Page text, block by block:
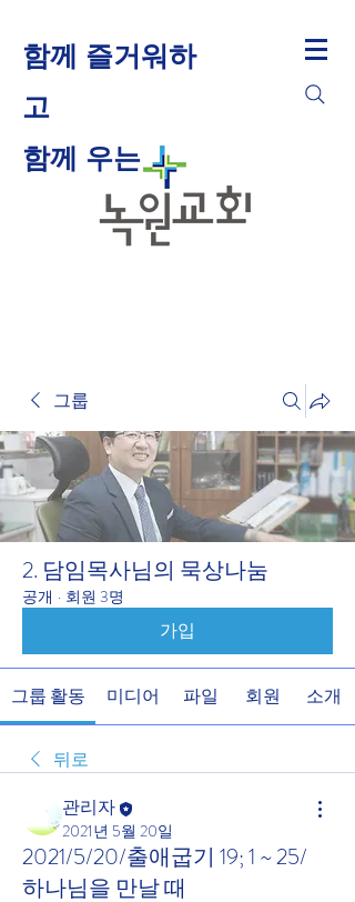
함께 즐거워하
고
​함께 우는
그룹
2. 담임목사님의 묵상나눔
공개 · 회원 3명
가입
그룹 활동 미디어 파일 회원 소개
뒤로
관리자
2021년 5월 20일
2021/5/20/출애굽기 19; 1 ~ 25/
하나님을 만날 때